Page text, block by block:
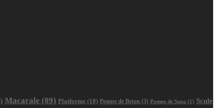
Macarale (89) Platforme (10) Pompe de Beton (3) Pompe de Sapa (1) Scule